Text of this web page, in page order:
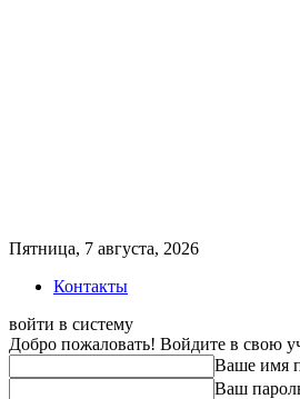
Пятница, 7 августа, 2026
Контакты
войти в систему
Добро пожаловать! Войдите в свою
Ваше имя
Ваш